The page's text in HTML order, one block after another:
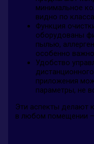
минимальное
видно по
Функция
оборудованы
пылью,
особенно
Удобство
приложения
параметры, не
Эти аспекты делают
в любом помещении